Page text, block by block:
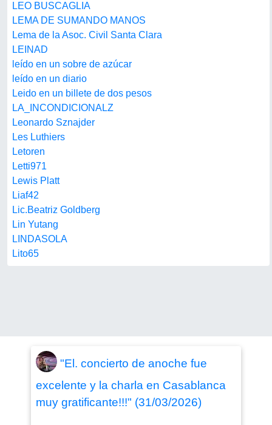
LEO BUSCAGLIA
LEMA DE SUMANDO MANOS
Lema de la Asoc. Civil Santa Clara
LEINAD
leído en un sobre de azúcar
leído en un diario
Leido en un billete de dos pesos
LA_INCONDICIONALZ
Leonardo Sznajder
Les Luthiers
Letoren
Letti971
Lewis Platt
Liaf42
Lic.Beatriz Goldberg
Lin Yutang
LINDASOLA
Lito65
"El. concierto de anoche fue
excelente y la charla en Casablanca
muy gratificante!!!" (31/03/2026)